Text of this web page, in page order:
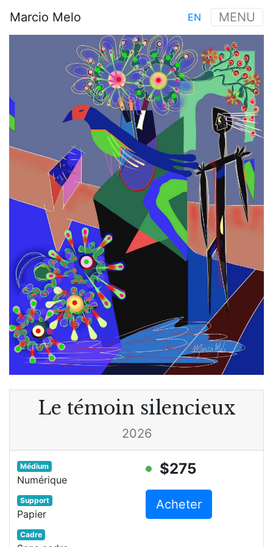
au
contenu
Main
navigation
Marcio Melo MENU
EN
Le témoin silencieux
2026
Médium
Numérique
Support
Papier
Cadre
$275
Acheter